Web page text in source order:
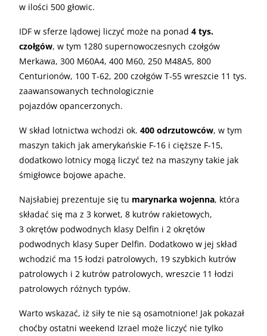
w ilości 500 głowic.
IDF w sferze lądowej liczyć może na ponad 4 tys.
czołgów, w tym 1280 supernowoczesnych czołgów
Merkawa, 300 M60A4, 400 M60, 250 M48A5, 800
Centurionów, 100 T-62, 200 czołgów T-55 wreszcie 11 tys.
zaawansowanych technologicznie
pojazdów opancerzonych.
W skład lotnictwa wchodzi ok. 400 odrzutowców, w tym
maszyn takich jak amerykańskie F-16 i cięższe F-15,
dodatkowo lotnicy mogą liczyć też na maszyny takie jak
śmigłowce bojowe apache.
Najsłabiej prezentuje się tu marynarka wojenna, która
składać się ma z 3 korwet, 8 kutrów rakietowych,
3 okrętów podwodnych klasy Delfin i 2 okrętów
podwodnych klasy Super Delfin. Dodatkowo w jej skład
wchodzić ma 15 łodzi patrolowych, 19 szybkich kutrów
patrolowych i 2 kutrów patrolowych, wreszcie 11 łodzi
patrolowych różnych typów.
Warto wskazać, iż siły te nie są osamotnione! Jak pokazał
choćby ostatni weekend Izrael może liczyć nie tylko